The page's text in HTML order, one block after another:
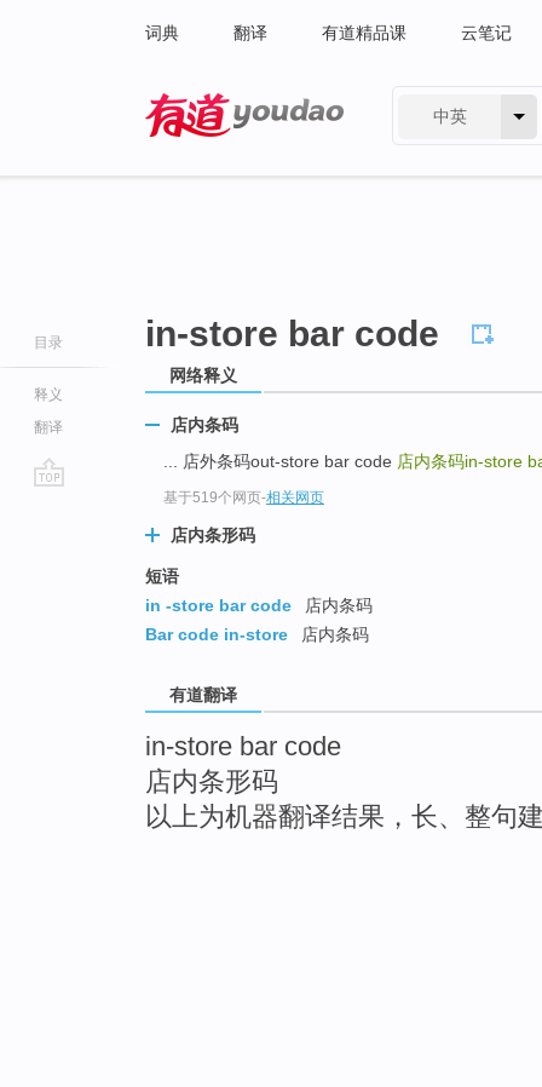
词典 翻译 有道精品课 云笔记
中英
目录
释义
翻译
in-store bar code
网络释义
店内条码
... 店外条码out-store bar code 店内条码in-store
基于519个网页-相关网页
店内条形码
短语
in -store bar code
店内条码
Bar code in-store
店内条码
有道翻译
in-store bar code
店内条形码
以上为机器翻译结果，长、整句